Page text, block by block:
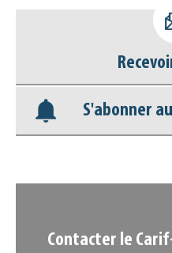
Nos veilles
Appels à
S'abonner
Contacter le